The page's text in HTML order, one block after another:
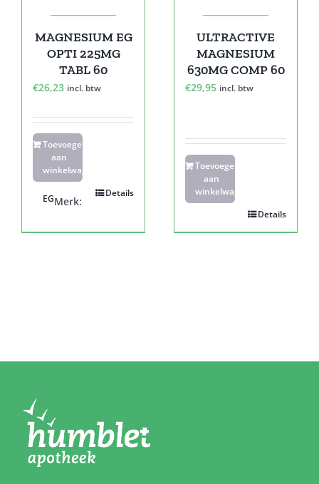
MAGNESIUM EG
OPTI 225MG
TABL 60
€26,23 incl. btw
Toevoegen
aan
winkelwagen
Details
Merk:
EG
ULTRACTIVE
MAGNESIUM
630MG COMP 60
€29,95 incl. btw
Toevoegen
aan
winkelwagen
Details